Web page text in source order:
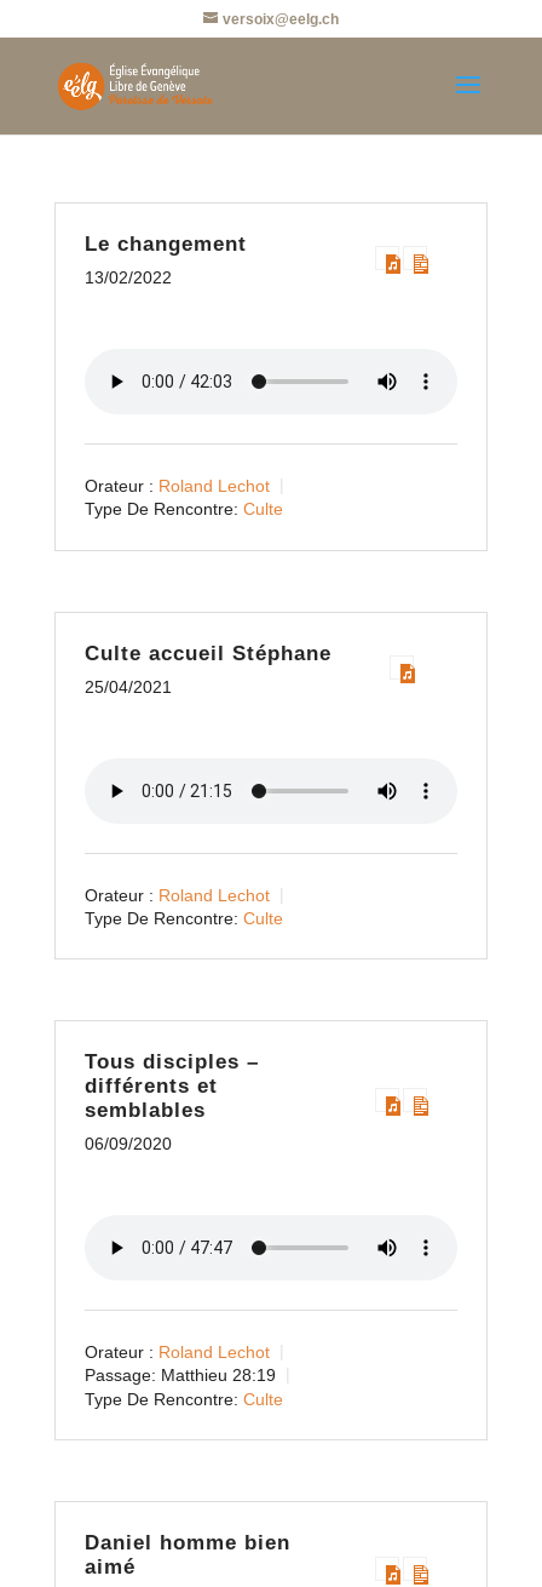
versoix@eelg.ch
Le changement
13/02/2022
Orateur : Roland Lechot
Type De Rencontre: Culte
Culte accueil Stéphane
25/04/2021
Orateur : Roland Lechot
Type De Rencontre: Culte
Tous disciples –
différents et
semblables
06/09/2020
Orateur : Roland Lechot
Passage: Matthieu 28:19
Type De Rencontre: Culte
Daniel homme bien
aimé